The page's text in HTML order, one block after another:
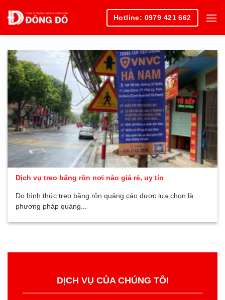
Hotline: 0979 421 662
Dịch vụ treo băng rôn nơi nào giá rẻ, uy tín
Do hình thức treo băng rôn quảng cáo được lựa chọn là
phương pháp quảng...
DỊCH VỤ CỦA CHÚNG TÔI